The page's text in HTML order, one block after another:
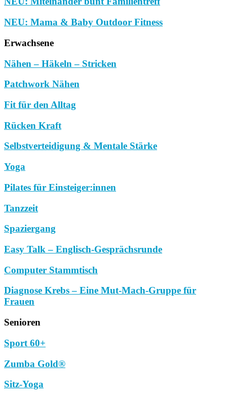
NEU: Mama & Baby Outdoor Fitness
Erwachsene
Nähen – Häkeln – Stricken
Patchwork Nähen
Fit für den Alltag
Rücken Kraft
Selbstverteidigung & Mentale Stärke
Yoga
Pilates für Einsteiger:innen
Tanzzeit
Spaziergang
Easy Talk – Englisch-Gesprächsrunde
Computer Stammtisch
Diagnose Krebs – Eine Mut-Mach-Gruppe für
Frauen
Senioren
Sport 60+
Zumba Gold®
Sitz-Yoga